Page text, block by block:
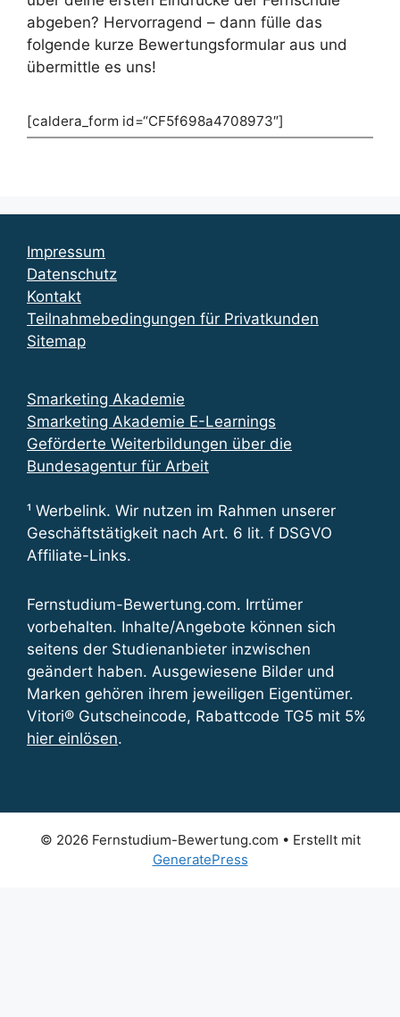
abgeben? Hervorragend – dann fülle das
folgende kurze Bewertungsformular aus und
übermittle es uns!
[caldera_form id=“CF5f698a4708973″]
Impressum
Datenschutz
Kontakt
Teilnahmebedingungen für Privatkunden
Sitemap
Smarketing Akademie
Smarketing Akademie E-Learnings
Geförderte Weiterbildungen über die
Bundesagentur für Arbeit
¹ Werbelink. Wir nutzen im Rahmen unserer
Geschäftstätigkeit nach Art. 6 lit. f DSGVO
Affiliate-Links.
Fernstudium-Bewertung.com. Irrtümer
vorbehalten. Inhalte/Angebote können sich
seitens der Studienanbieter inzwischen
geändert haben. Ausgewiesene Bilder und
Marken gehören ihrem jeweiligen Eigentümer.
Vitori® Gutscheincode, Rabattcode TG5 mit 5%
hier einlösen.
© 2026 Fernstudium-Bewertung.com • Erstellt mit
GeneratePress